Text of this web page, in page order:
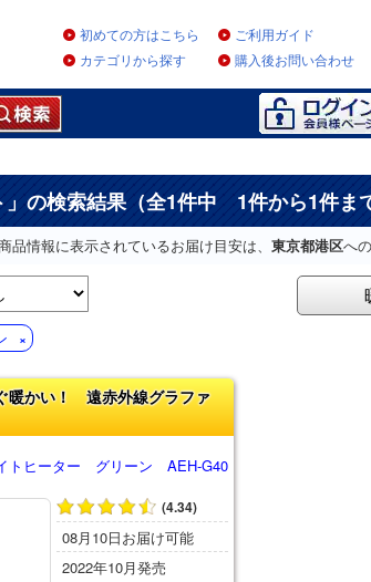
初めての方はこちら ご利用ガイド
カテゴリから探す
購入後お問い合わせ
」の検索結果（全1件中 1件から1件ま
品情報に表示されているお届け目安は、 東京都港区へ
暖かい！ 遠赤外線グラファ
トヒーター グリーン AEH-G40
(4.34)
08月10日お届け可能
2022年10月発売